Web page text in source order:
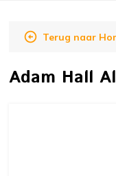
Terug naar
Adam Hall